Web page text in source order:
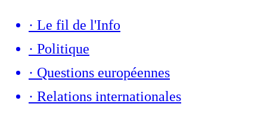
· Le fil de l'Info
· Politique
· Questions européennes
· Relations internationales